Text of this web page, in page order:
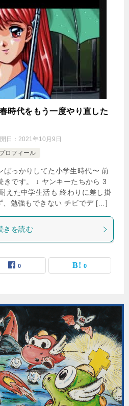
時代をもう一度やり直した
日： 2021年10月9日
プロフィール
ばっかりしてた小学生時代〜 前
きです。 ↓ ヤンキーたちから 3
えた中学生活も 終わりに差し掛
、勉強もできない チビでデ […]
きを読む
0 0